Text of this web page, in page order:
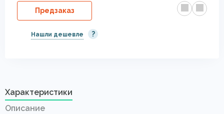
Предзаказ
Нашли дешевле ?
Характеристики
Описание